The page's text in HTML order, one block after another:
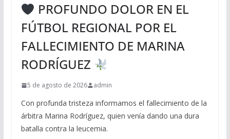
PROFUNDO DOLOR EN EL
FÚTBOL REGIONAL POR EL
FALLECIMIENTO DE MARINA
RODRÍGUEZ
5 de agosto de 2026 admin
Con profunda tristeza informamos el fallecimiento de la
árbitra Marina Rodríguez, quien venía dando una dura
batalla contra la leucemia.